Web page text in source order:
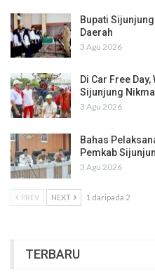
Bupati
Daerah
3 Agu 2026
Di Car Free
Sijunjung
3 Agu 2026
Bahas
Pemkab
3 Agu 2026
PREV NEXT 1 daripada 2
TERBARU